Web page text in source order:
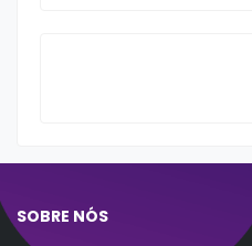
SOBRE NÓS